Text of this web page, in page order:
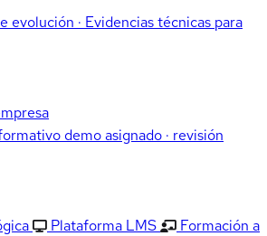
evolución · Evidencias técnicas para
demo asignado · revisión
Plataforma LMS
Formación a